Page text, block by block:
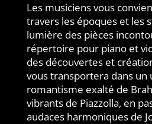
Les musiciens vous
travers les époques et les
lumière des pièces
répertoire pour piano et
des découvertes et
vous transportera dans un
romantisme exalté de
vibrants de Piazzolla, en
audaces harmoniques de